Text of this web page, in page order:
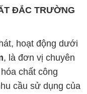
ĐẮC TRƯỜNG
hoạt động dưới
, là đơn vị chuyên
chất công
cầu sử dụng của